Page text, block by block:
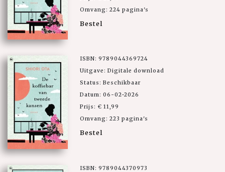
Omvang: 224 pagina's
Bestel
ISBN: 9789044369724
Uitgave: Digitale download
Status: Beschikbaar
Datum: 06-02-2026
Prijs: € 11,99
Omvang: 223 pagina's
Bestel
ISBN: 9789044370973